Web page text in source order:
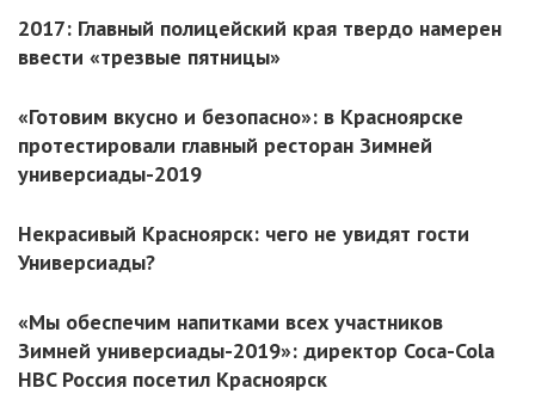
2017: Главный полицейский края твердо намерен
ввести «трезвые пятницы»
«Готовим вкусно и безопасно»: в Красноярске
протестировали главный ресторан Зимней
универсиады-2019
Некрасивый Красноярск: чего не увидят гости
Универсиады?
«Мы обеспечим напитками всех участников
Зимней универсиады-2019»: директор Coca-Cola
HBC Россия посетил Красноярск